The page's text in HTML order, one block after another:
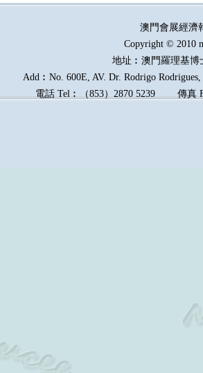
澳門會展經
Copyright © 2010
地址︰澳門羅理基博
Add︰No. 600E, AV. Dr. Rodrigo
電話 Tel︰（853）2870 5239傳真